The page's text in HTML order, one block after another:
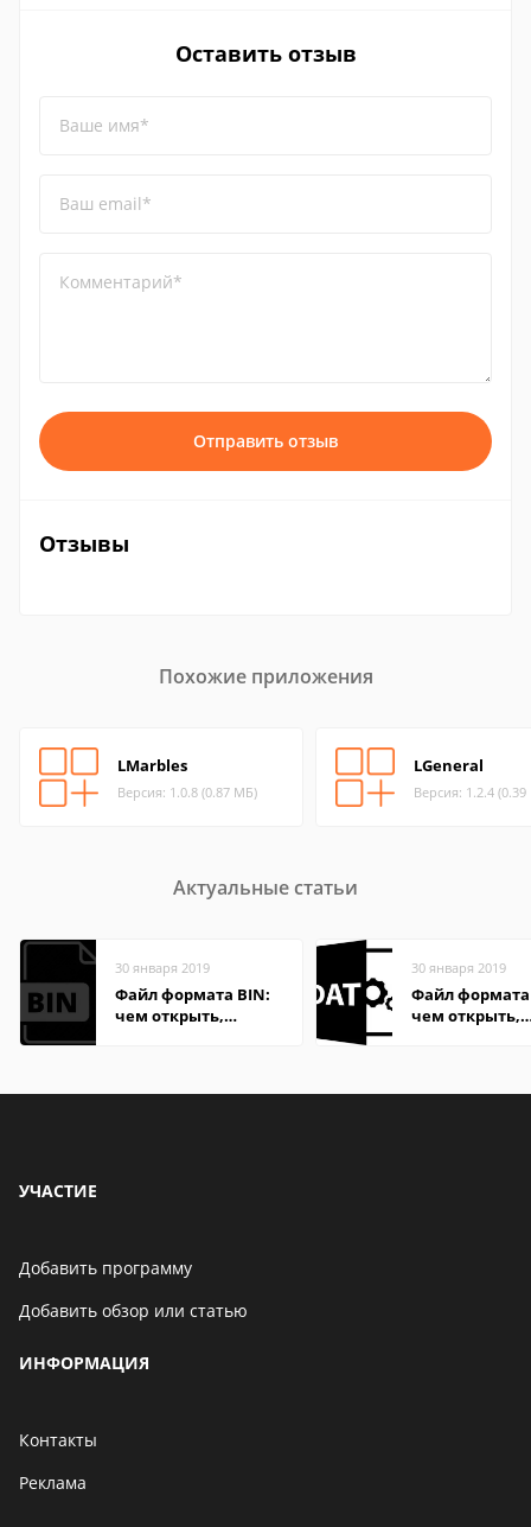
Оставить отзыв
Ваше имя*
Ваш email*
Комментарий*
Отправить отзыв
Отзывы
Похожие приложения
LMarbles
Версия: 1.0.8 (0.87 МБ)
LGeneral
Версия: 1.2.4
Актуальные статьи
30 января 2019
Файл формата BIN:
чем открыть,
30 января 2019
Файл формата
чем открыть,
УЧАСТИЕ
Добавить программу
Добавить обзор или статью
ИНФОРМАЦИЯ
Контакты
Реклама